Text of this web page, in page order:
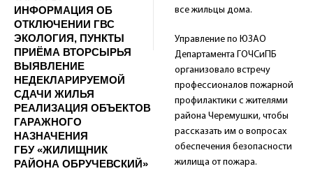
ИНФОРМАЦИЯ ОБ
ОТКЛЮЧЕНИИ ГВС
ЭКОЛОГИЯ, ПУНКТЫ
ПРИЁМА ВТОРСЫРЬЯ
ВЫЯВЛЕНИЕ
НЕДЕКЛАРИРУЕМОЙ
СДАЧИ ЖИЛЬЯ
РЕАЛИЗАЦИЯ ОБЪЕКТОВ
ГАРАЖНОГО
НАЗНАЧЕНИЯ
ГБУ «ЖИЛИЩНИК
РАЙОНА ОБРУЧЕВСКИЙ»
все жильцы дома.
Управление по ЮЗАО
Департамента ГОЧСиПБ
организовало встречу
профессионалов пожарной
профилактики с жителями
района Черемушки, чтобы
рассказать им о вопросах
обеспечения безопасности
жилища от пожара.